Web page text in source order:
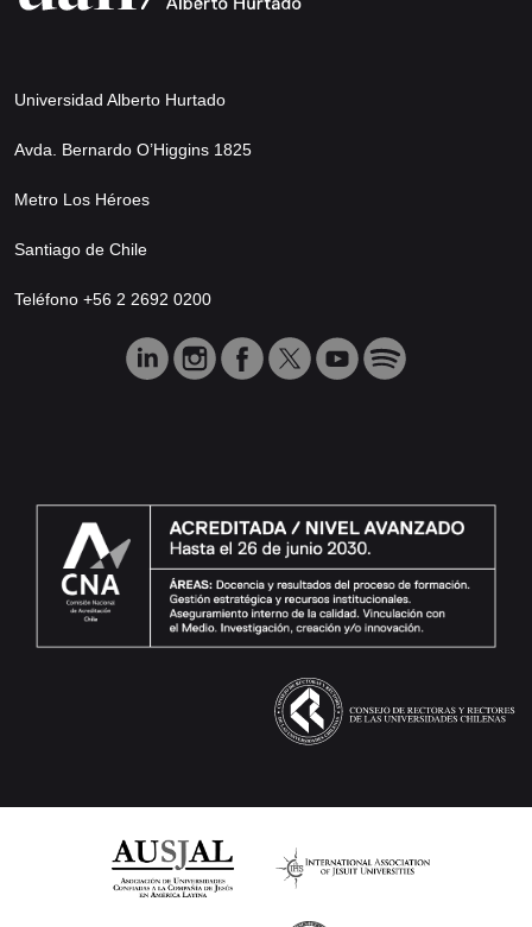
Universidad Alberto Hurtado
Avda. Bernardo O’Higgins 1825
Metro Los Héroes
Santiago de Chile
Teléfono +56 2 2692 0200